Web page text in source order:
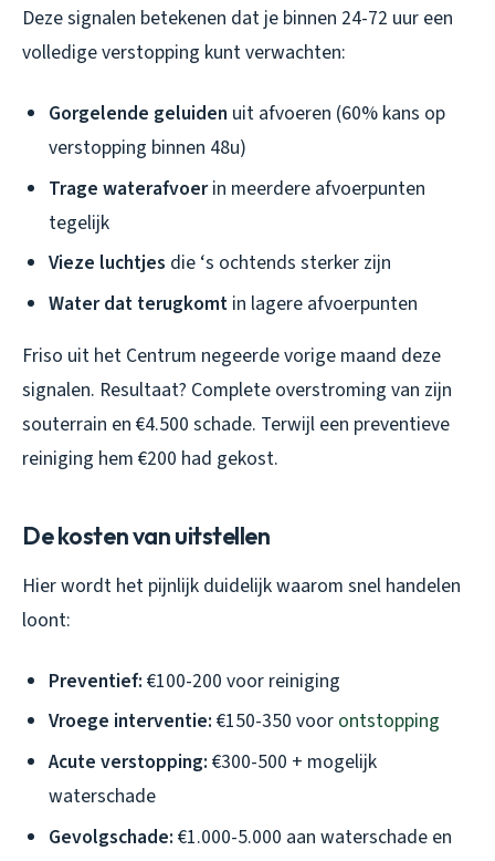
Deze signalen betekenen dat je binnen 24-72 uur een
volledige verstopping kunt verwachten:
Gorgelende geluiden uit afvoeren (60% kans op
verstopping binnen 48u)
Trage waterafvoerin meerdere afvoerpunten
tegelijk
Vieze luchtjes die ‘s ochtends sterker zijn
Water dat terugkomt in lagere afvoerpunten
Friso uit het Centrum negeerde vorige maand deze
signalen. Resultaat? Complete overstroming van zijn
souterrain en €4.500 schade. Terwijl een preventieve
reiniging hem €200 had gekost.
De kosten van uitstellen
Hier wordt het pijnlijk duidelijk waarom snel handelen
loont:
Preventief: €100-200 voor reiniging
Vroege interventie: €150-350 voor ontstopping
Acute verstopping: €300-500 + mogelijk
waterschade
Gevolgschade: €1.000-5.000 aan waterschade en